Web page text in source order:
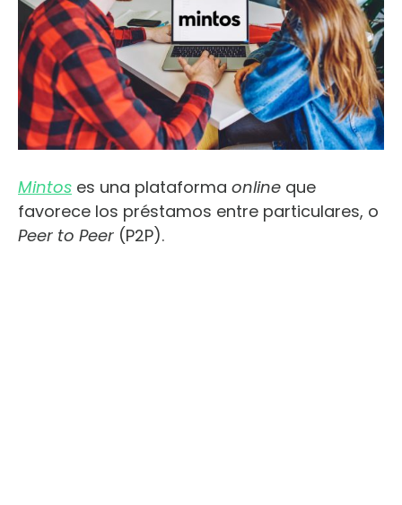
Mintos es una plataforma online que
favorece los préstamos entre particulares, o
Peer to Peer (P2P).